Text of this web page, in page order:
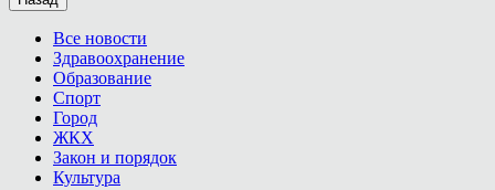
Все новости
Здравоохранение
Образование
Спорт
Город
ЖКХ
Закон и порядок
Культура